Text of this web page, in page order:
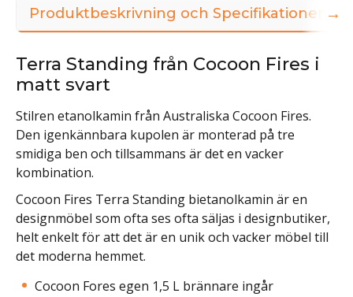
Produktbeskrivning och Specifikationer
Terra Standing från Cocoon Fires i
matt svart
Stilren etanolkamin från Australiska Cocoon Fires.
Den igenkännbara kupolen är monterad på tre
smidiga ben och tillsammans är det en vacker
kombination.
Cocoon Fires Terra Standing bietanolkamin är en
designmöbel som ofta ses ofta säljas i designbutiker,
helt enkelt för att det är en unik och vacker möbel till
det moderna hemmet.
Cocoon Fores egen 1,5 L brännare ingår
→